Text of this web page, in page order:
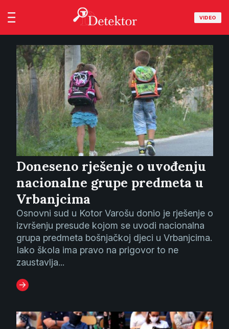
VIDEO
Doneseno rješenje o uvođenju
nacionalne grupe predmeta u
Vrbanjcima
Osnovni sud u Kotor Varošu donio je rješenje o
izvršenju presude kojom se uvodi nacionalna
grupa predmeta bošnjačkoj djeci u Vrbanjcima.
Iako škola ima pravo na prigovor to ne
zaustavlja...